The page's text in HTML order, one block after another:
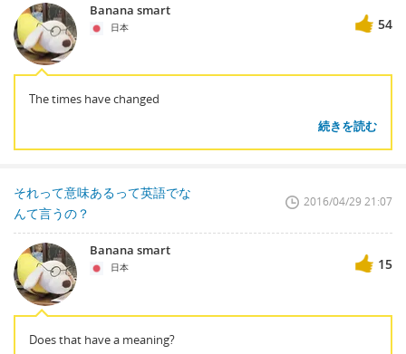
Banana smart
日本 54
The times have changed
続きを読む
それって意味あるって英語でな
んて言うの？
2016/04/29 21:07
Banana smart
日本 15
Does that have a meaning?